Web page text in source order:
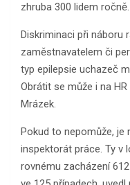
zhruba 300 lidem ročně.
Diskriminaci při náboru
zaměstnavatelem či
typ epilepsie uchazeč
Obrátit se může i na
Mrázek.
Pokud to nepomůže, je
inspektorát práce. Ty v
rovnému zacházení